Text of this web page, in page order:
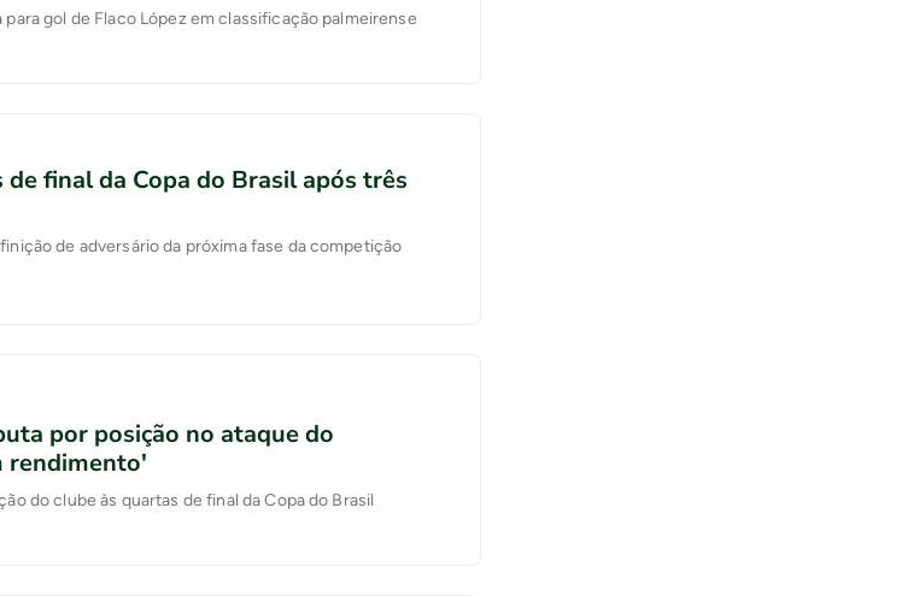
gol de Flaco López em classificação palmeirense
final da Copa do Brasil após três
de adversário da próxima fase da competição
por posição no ataque do
rendimento'
do clube às quartas de final da Copa do Brasil